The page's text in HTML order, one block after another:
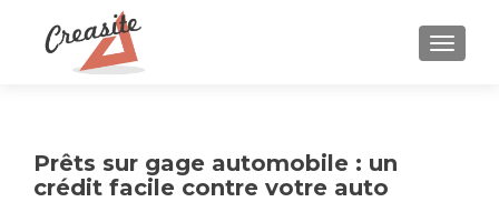
Prêts sur gage automobile : un
crédit facile contre votre auto